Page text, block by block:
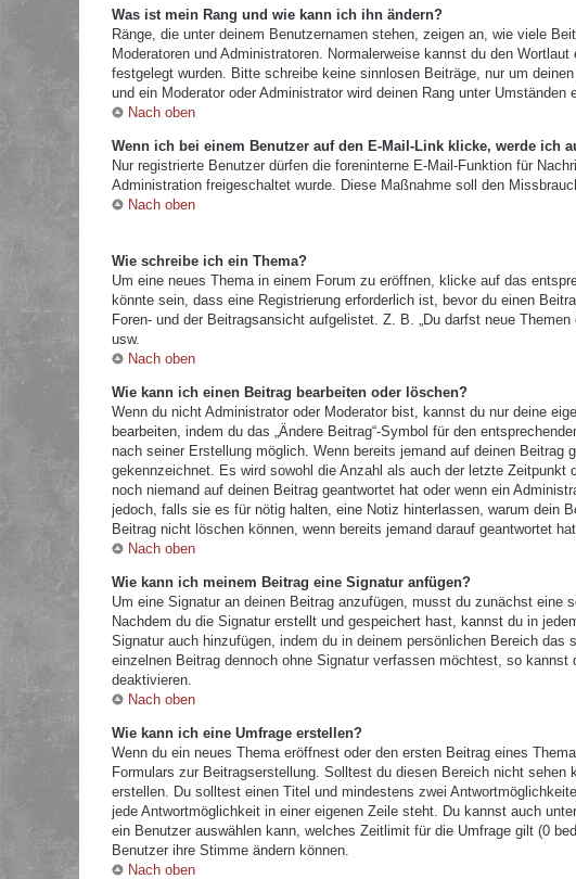
Was ist mein Rang und wie kann ich ihn ändern?
Ränge, die unter deinem Benutzernamen stehen, zeigen an, wie viele
Moderatoren und Administratoren. Normalerweise kannst du den
festgelegt wurden. Bitte schreibe keine sinnlosen Beiträge, nur um
und ein Moderator oder Administrator wird deinen Rang unter Umständen
Nach oben
Wenn ich bei einem Benutzer auf den E-Mail-Link klicke, werde ich
Nur registrierte Benutzer dürfen die foreninterne E-Mail-Funktion für
Administration freigeschaltet wurde. Diese Maßnahme soll den
Nach oben
Wie schreibe ich ein Thema?
Um eine neues Thema in einem Forum zu eröffnen, klicke auf das
könnte sein, dass eine Registrierung erforderlich ist, bevor du einen
Foren- und der Beitragsansicht aufgelistet. Z. B. „Du darfst neue
usw.
Nach oben
Wie kann ich einen Beitrag bearbeiten oder löschen?
Wenn du nicht Administrator oder Moderator bist, kannst du nur deine
bearbeiten, indem du das „Ändere Beitrag“-Symbol für den
nach seiner Erstellung möglich. Wenn bereits jemand auf deinen
gekennzeichnet. Es wird sowohl die Anzahl als auch der letzte
noch niemand auf deinen Beitrag geantwortet hat oder wenn ein
jedoch, falls sie es für nötig halten, eine Notiz hinterlassen, warum dein
Beitrag nicht löschen können, wenn bereits jemand darauf geantwortet hat.
Nach oben
Wie kann ich meinem Beitrag eine Signatur anfügen?
Um eine Signatur an deinen Beitrag anzufügen, musst du zunächst eine
Nachdem du die Signatur erstellt und gespeichert hast, kannst du in
Signatur auch hinzufügen, indem du in deinem persönlichen Bereich
einzelnen Beitrag dennoch ohne Signatur verfassen möchtest, so kannst
deaktivieren.
Nach oben
Wie kann ich eine Umfrage erstellen?
Wenn du ein neues Thema eröffnest oder den ersten Beitrag eines
Formulars zur Beitragserstellung. Solltest du diesen Bereich nicht
erstellen. Du solltest einen Titel und mindestens zwei
jede Antwortmöglichkeit in einer eigenen Zeile steht. Du kannst auch
ein Benutzer auswählen kann, welches Zeitlimit für die Umfrage gilt (0
Benutzer ihre Stimme ändern können.
Nach oben